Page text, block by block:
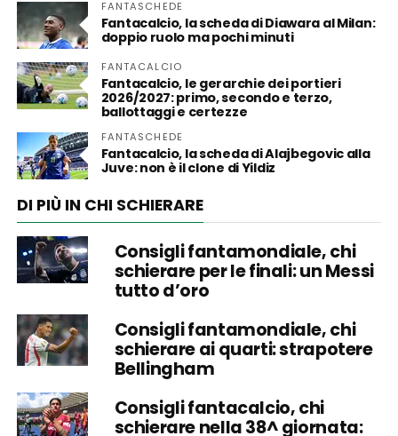
FANTASCHEDE
Fantacalcio, la scheda di Diawara al Milan:
doppio ruolo ma pochi minuti
FANTACALCIO
Fantacalcio, le gerarchie dei portieri
2026/2027: primo, secondo e terzo,
ballottaggi e certezze
FANTASCHEDE
Fantacalcio, la scheda di Alajbegovic alla
Juve: non è il clone di Yildiz
DI PIÙ IN CHI SCHIERARE
Consigli fantamondiale, chi
schierare per le finali: un Messi
tutto d’oro
Consigli fantamondiale, chi
schierare ai quarti: strapotere
Bellingham
Consigli fantacalcio, chi
schierare nella 38^ giornata: